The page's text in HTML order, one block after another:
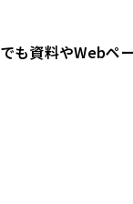
でも資料やWebペ